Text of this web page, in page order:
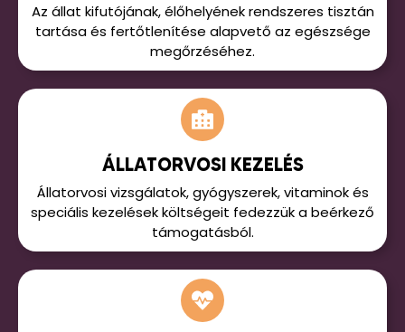
Az állat kifutójának, élőhelyének rendszeres tisztán
tartása és fertőtlenítése alapvető az egészsége
megőrzéséhez.
ÁLLATORVOSI KEZELÉS
Állatorvosi vizsgálatok, gyógyszerek, vitaminok és
speciális kezelések költségeit fedezzük a beérkező
támogatásból.